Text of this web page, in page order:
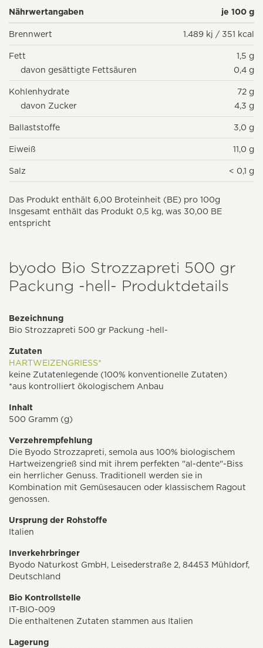
Nährwertangaben je 100 g
Brennwert 1.489 kj / 351 kcal
Fett
1,5 g
davon gesättigte Fettsäuren
0,4 g
Kohlenhydrate
72 g
davon Zucker
4,3 g
Ballaststoffe 3,0 g
Eiweiß 11,0 g
Salz < 0,1 g
Das Produkt enthält 6,00 Broteinheit (BE) pro 100g
Insgesamt enthält das Produkt 0,5 kg, was 30,00 BE
entspricht
byodo Bio Strozzapreti 500 gr
Packung -hell- Produktdetails
Bezeichnung
Bio Strozzapreti 500 gr Packung -hell-
Zutaten
HARTWEIZENGRIESS*
keine Zutatenlegende (100% konventionelle Zutaten)
*aus kontrolliert ökologischem Anbau
Inhalt
500 Gramm (g)
Verzehrempfehlung
Die Byodo Strozzapreti, semola aus 100% biologischem
Hartweizengrieß sind mit ihrem perfekten "al-dente"-Biss
ein herrlicher Genuss. Traditionell werden sie in
Kombination mit Gemüsesaucen oder klassischem Ragout
genossen.
Ursprung der Rohstoffe
Italien
Inverkehrbringer
Byodo Naturkost GmbH, Leisederstraße 2, 84453 Mühldorf,
Deutschland
Bio Kontrollstelle
IT-BIO-009
Die enthaltenen Zutaten stammen aus Italien
Lagerung